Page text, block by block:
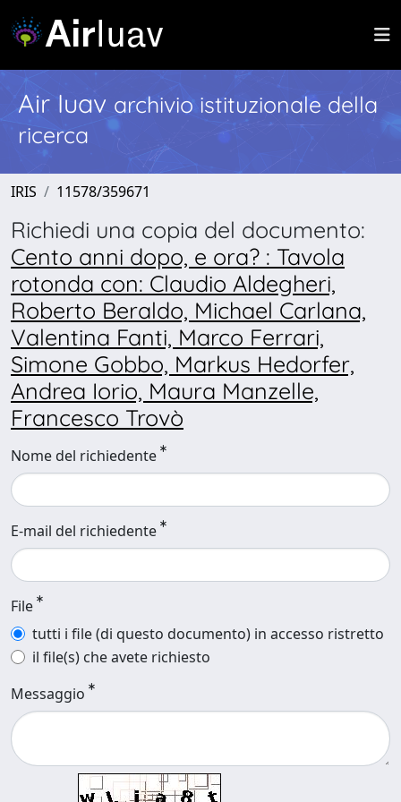
Air Iuav archivio istituzionale della
ricerca
IRIS 11578/359671
Richiedi una copia del documento:
Cento anni dopo, e ora? : Tavola
rotonda con: Claudio Aldegheri,
Roberto Beraldo, Michael Carlana,
Valentina Fanti, Marco Ferrari,
Simone Gobbo, Markus Hedorfer,
Andrea Iorio, Maura Manzelle,
Francesco Trovò
Nome del richiedente
E-mail del richiedente
File
tutti i file (di questo documento) in accesso ristretto
il file(s) che avete richiesto
Messaggio